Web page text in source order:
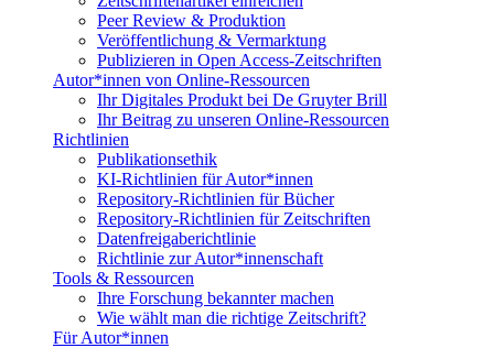
Peer Review & Produktion
Veröffentlichung & Vermarktung
Publizieren in Open Access-Zeitschriften
Autor*innen von Online-Ressourcen
Ihr Digitales Produkt bei De Gruyter Brill
Ihr Beitrag zu unseren Online-Ressourcen
Richtlinien
Publikationsethik
KI-Richtlinien für Autor*innen
Repository-Richtlinien für Bücher
Repository-Richtlinien für Zeitschriften
Datenfreigaberichtlinie
Richtlinie zur Autor*innenschaft
Tools & Ressourcen
Ihre Forschung bekannter machen
Wie wählt man die richtige Zeitschrift?
Für Autor*innen